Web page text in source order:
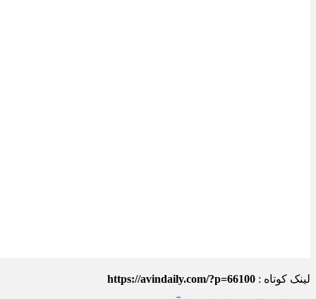
لینک کوتاه : https://avindaily.com/?p=66100